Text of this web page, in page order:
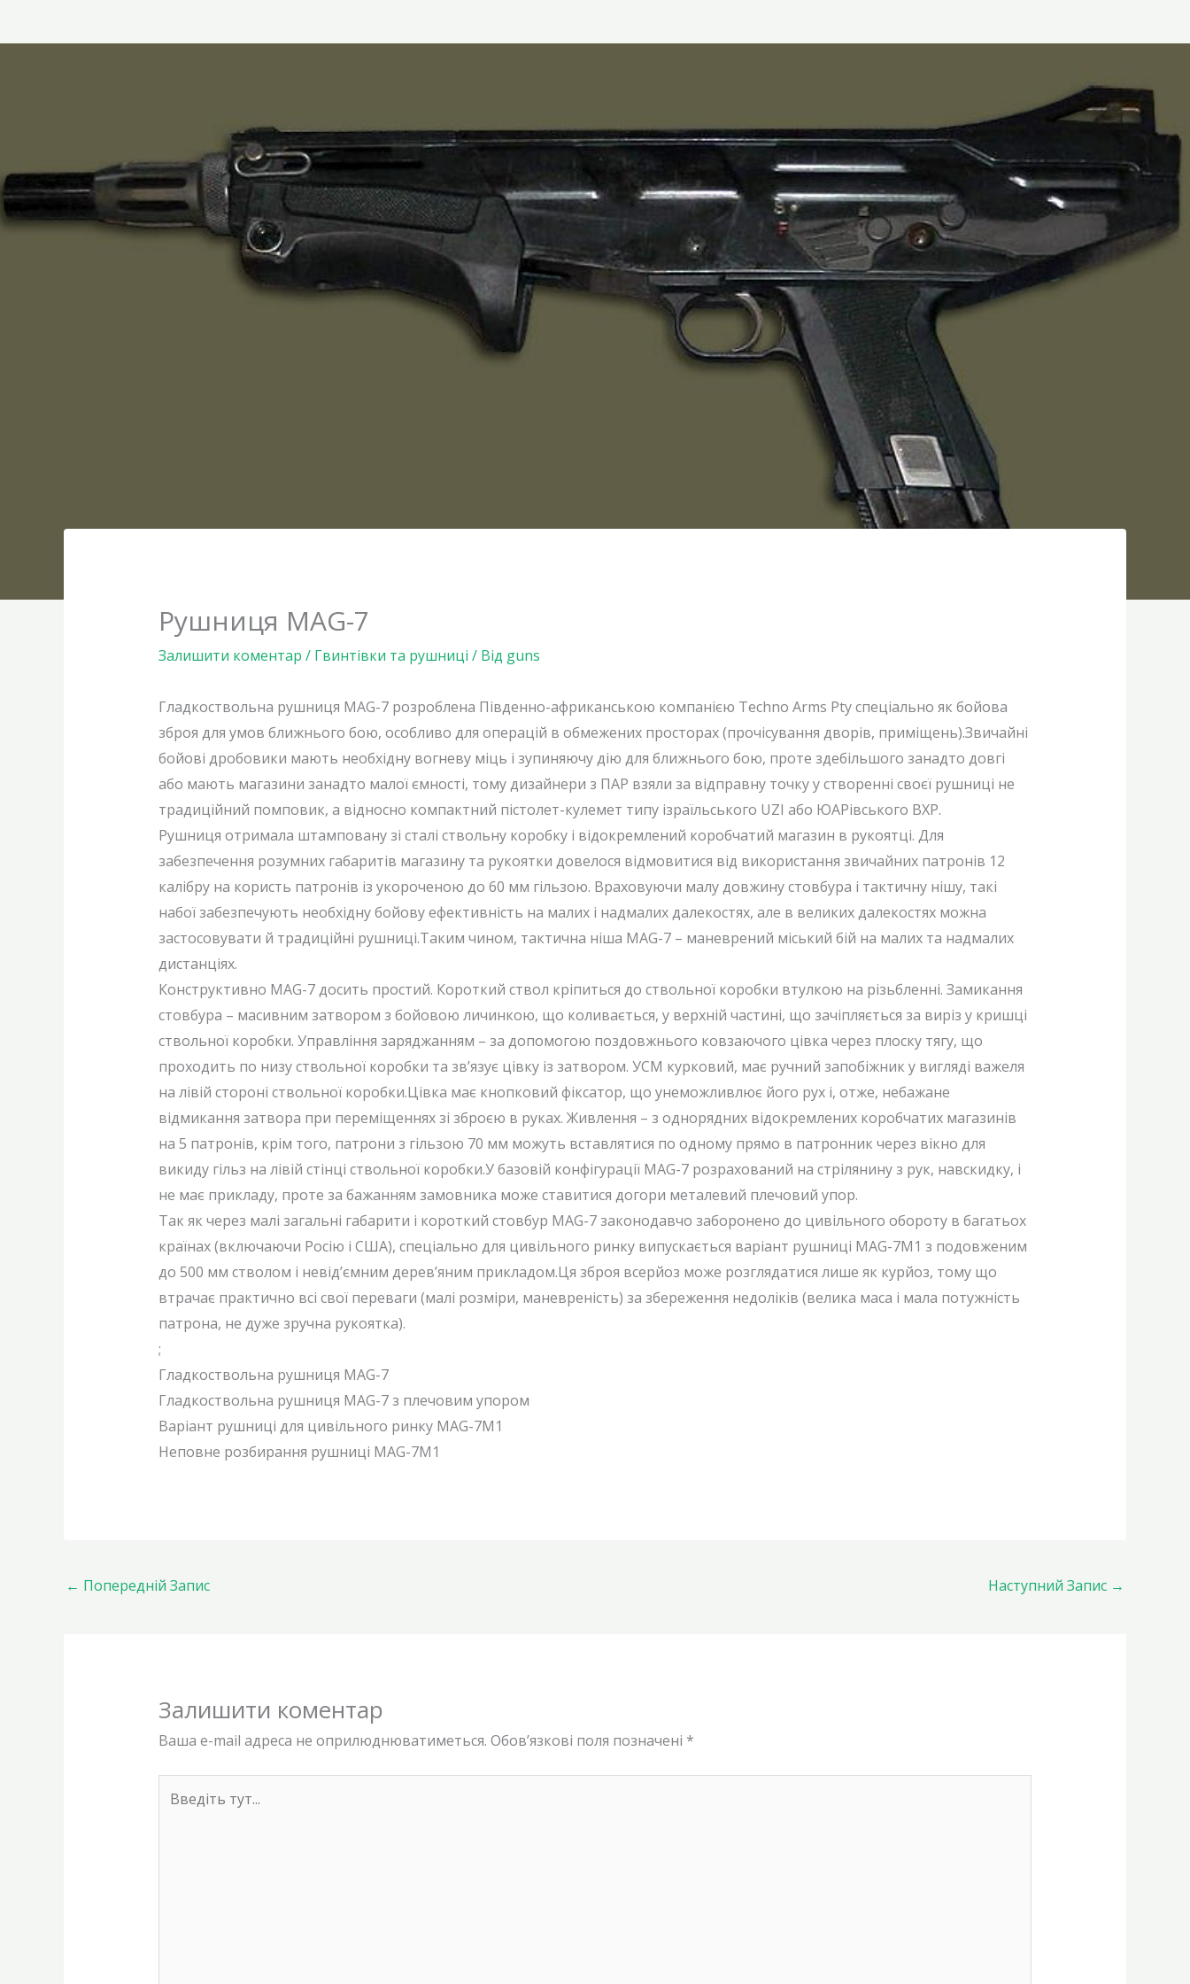
Рушниця MAG-7
Залишити коментар / Гвинтівки та рушниці / Від guns
Гладкоствольна рушниця MAG-7 розроблена Південно-африканською компанією Techno Arms Pty спеціально як бойова
зброя для умов ближнього бою, особливо для операцій в обмежених просторах (прочісування дворів, приміщень).Звичайні
бойові дробовики мають необхідну вогневу міць і зупиняючу дію для ближнього бою, проте здебільшого занадто довгі
або мають магазини занадто малої ємності, тому дизайнери з ПАР взяли за відправну точку у створенні своєї рушниці не
традиційний помповик, а відносно компактний пістолет-кулемет типу ізраїльського UZI або ЮАРівського BXP.
Рушниця отримала штамповану зі сталі ствольну коробку і відокремлений коробчатий магазин в рукоятці. Для
забезпечення розумних габаритів магазину та рукоятки довелося відмовитися від використання звичайних патронів 12
калібру на користь патронів із укороченою до 60 мм гільзою. Враховуючи малу довжину стовбура і тактичну нішу, такі
набої забезпечують необхідну бойову ефективність на малих і надмалих далекостях, але в великих далекостях можна
застосовувати й традиційні рушниці.Таким чином, тактична ніша MAG-7 – маневрений міський бій на малих та надмалих
дистанціях.
Конструктивно MAG-7 досить простий. Короткий ствол кріпиться до ствольної коробки втулкою на різьбленні. Замикання
стовбура – масивним затвором з бойовою личинкою, що коливається, у верхній частині, що зачіпляється за виріз у кришці
ствольної коробки. Управління заряджанням – за допомогою поздовжнього ковзаючого цівка через плоску тягу, що
проходить по низу ствольної коробки та зв’язує цівку із затвором. УСМ курковий, має ручний запобіжник у вигляді важеля
на лівій стороні ствольної коробки.Цівка має кнопковий фіксатор, що унеможливлює його рух і, отже, небажане
відмикання затвора при переміщеннях зі зброєю в руках. Живлення – з однорядних відокремлених коробчатих магазинів
на 5 патронів, крім того, патрони з гільзою 70 мм можуть вставлятися по одному прямо в патронник через вікно для
викиду гільз на лівій стінці ствольної коробки.У базовій конфігурації MAG-7 розрахований на стрілянину з рук, навскидку, і
не має прикладу, проте за бажанням замовника може ставитися догори металевий плечовий упор.
Так як через малі загальні габарити і короткий стовбур MAG-7 законодавчо заборонено до цивільного обороту в багатьох
країнах (включаючи Росію і США), спеціально для цивільного ринку випускається варіант рушниці MAG-7М1 з подовженим
до 500 мм стволом і невід’ємним дерев’яним прикладом.Ця зброя всерйоз може розглядатися лише як курйоз, тому що
втрачає практично всі свої переваги (малі розміри, маневреність) за збереження недоліків (велика маса і мала потужність
патрона, не дуже зручна рукоятка).
;
Гладкоствольна рушниця MAG-7
Гладкоствольна рушниця MAG-7 з плечовим упором
Варіант рушниці для цивільного ринку MAG-7М1
Неповне розбирання рушниці MAG-7М1
← Попередній Запис Наступний Запис →
Залишити коментар
Ваша e-mail адреса не оприлюднюватиметься. Обов’язкові поля позначені *